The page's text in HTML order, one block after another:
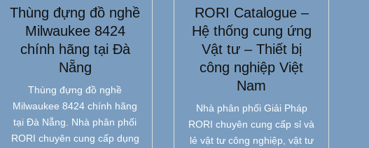
Thùng đựng đồ nghề
Milwaukee 8424
chính hãng tại Đà
Nẵng
Thùng đựng đồ nghề
Milwaukee 8424 chính hãng
tại Đà Nẵng. Nhà phân phối
RORI chuyên cung cấp dụng
RORI Catalogue –
Hệ thống cung ứng
Vật tư – Thiết bị
công nghiệp Việt
Nam
Nhà phân phối Giải Pháp
RORI chuyên cung cấp sỉ và
lẻ vật tư công nghiệp, vật tư